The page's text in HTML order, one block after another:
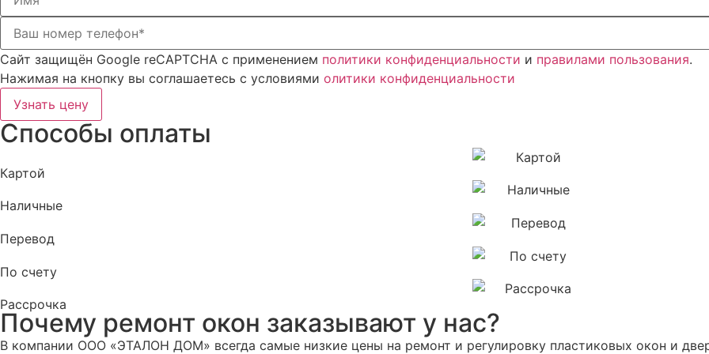
Сайт защищён Google reCAPTCHA с применением политики конфиденциальности и правилами пользования.
Нажимая на кнопку вы соглашаетесь с условиями олитики конфиденциальности
Узнать цену
Способы оплаты
Картой
Наличные
Перевод
По счету
Рассрочка
Почему ремонт окон заказывают у нас?
В компании ООО «ЭТАЛОН ДОМ» всегда самые низкие цены на ремонт и регулировку пластиковых окон и